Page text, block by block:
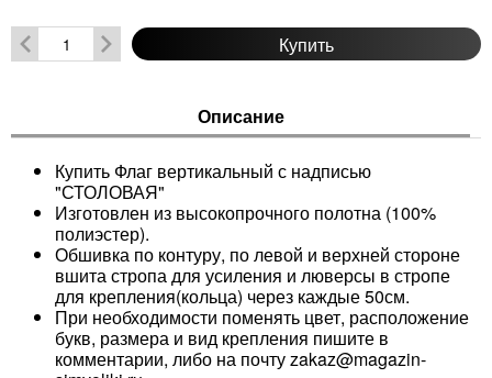
Купить
Описание
Купить Флаг вертикальный с надписью
"СТОЛОВАЯ"
Изготовлен из высокопрочного полотна (100%
полиэстер).
Обшивка по контуру, по левой и верхней стороне
вшита стропа для усиления и люверсы в стропе
для крепления(кольца) через каждые 50см.
При необходимости поменять цвет, расположение
букв, размера и вид крепления пишите в
комментарии, либо на почту zakaz@magazin-